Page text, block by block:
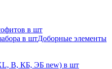
в шт
в штДоборные элементы
В, КБ, ЭБ new) в шт